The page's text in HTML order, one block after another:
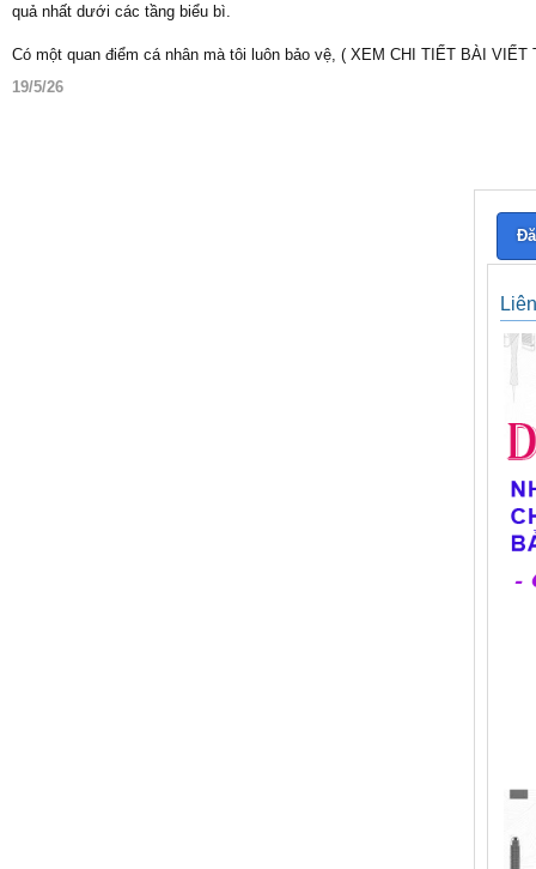
quả nhất dưới các tầng biểu bì.
Có một quan điểm cá nhân mà tôi luôn bảo vệ, ( XEM CHI TIẾT BÀI
19/5/26